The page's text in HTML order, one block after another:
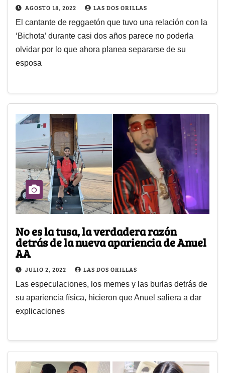
AGOSTO 18, 2022 LAS DOS ORILLAS
El cantante de reggaetón que tuvo una relación con la
‘Bichota’ durante casi dos años parece no poderla
olvidar por lo que ahora planea separarse de su
esposa
No es la tusa, la verdadera razón
detrás de la nueva apariencia de Anuel
AA
JULIO 2, 2022 LAS DOS ORILLAS
Las especulaciones, los memes y las burlas detrás de
su apariencia física, hicieron que Anuel saliera a dar
explicaciones